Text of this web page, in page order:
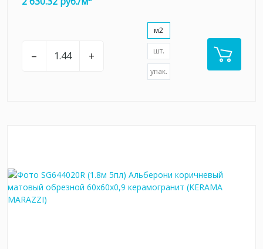
– +
м2
шт.
упак.